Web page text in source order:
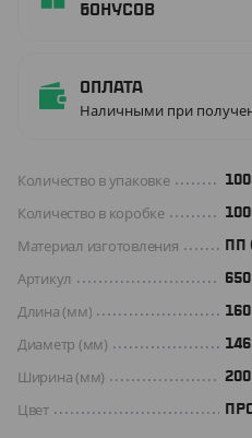
бонусов
Оплата
Наличными при
Количество в упаковке
Количество в коробке
Материал изготовления ПП
Артикул
Длина (мм) 160
Диаметр (мм) 146
Ширина (мм) 200
Цвет